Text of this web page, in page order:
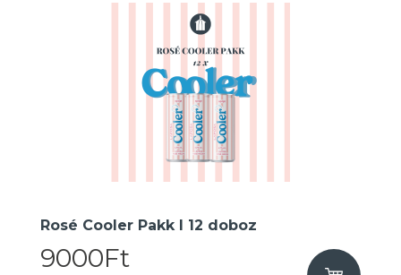
Rosé Cooler Pakk I 12 doboz
9000Ft